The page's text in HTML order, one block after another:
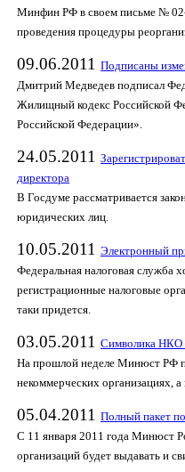
Минфин РФ в своем письме №
проведения процедуры
09.06.2011
Подписаны
Дмитрий Медведев подписал
Жилищный кодекс Российской
Российской Федерации».
24.05.2011
директора
В Госдуме рассматривается
юридических лиц.
10.05.2011
Электронный
Федеральная налоговая служба
регистрационные налоговые
таки придется.
03.05.2011
Символика НКО
На прошлой неделе Минюст РФ
некоммерческих организациях,
05.04.2011
Полный пакет
С 11 января 2011 года Минюст
организаций будет выдавать и